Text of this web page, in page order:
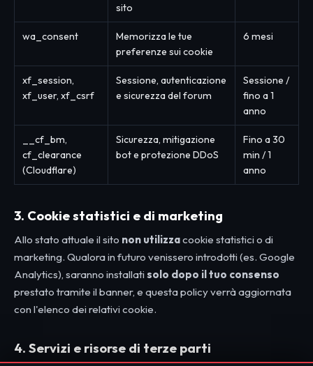
sito
wa_consent
Memorizza le tue
preferenze sui cookie
6 mesi
xf_session,
xf_user, xf_csrf
Sessione, autenticazione
e sicurezza del forum
Sessione /
fino a 1
anno
__cf_bm,
cf_clearance
(Cloudflare)
Sicurezza, mitigazione
bot e protezione DDoS
Fino a 30
min / 1
anno
3. Cookie statistici e di marketing
Allo stato attuale il sito non utilizzacookie statistici o di
marketing. Qualora in futuro venissero introdotti (es. Google
Analytics), saranno installati solo dopo il tuo consenso
prestato tramite il banner, e questa policy verrà aggiornata
con l'elenco dei relativi cookie.
4. Servizi e risorse di terze parti